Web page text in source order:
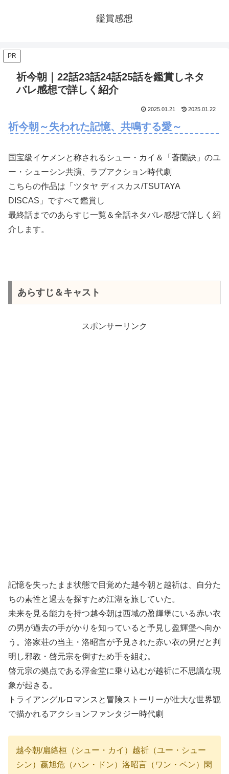
鑑賞感想
PR
祈今朝｜22話23話24話25話を鑑賞しネタ
バレ感想で詳しく紹介
2025.01.21 2025.01.22
祈今朝～失われた記憶、共鳴する愛～
国宝級イケメンと称されるシュー・カイ＆「蒼蘭訣」のユ
ー・シューシン共演、ラブアクション時代劇
こちらの作品は「ツタヤ ディスカス/TSUTAYA
DISCAS」ですべて鑑賞し
最終話までのあらすじ一覧＆全話ネタバレ感想で詳しく紹
介します。
あらすじ＆キャスト
スポンサーリンク
記憶を失ったまま状態で目覚めた越今朝と越祈は、自分た
ちの素性と過去を探すため江湖を旅していた。
未来を見る能力を持つ越今朝は西域の盈輝堡にいる赤い衣
の男が過去の手がかりを知っていると予見し盈輝堡へ向か
う。洛家荘の当主・洛昭言が予見された赤い衣の男だと判
明し邪教・啓元宗を倒すため手を組む。
啓元宗の拠点である浮金堂に乗り込むが越祈に不思議な現
象が起きる。
トライアングルロマンスと冒険ストーリーが壮大な世界観
で描かれるアクションファンタジー時代劇
越今朝/扁絡桓（シュー・カイ）越祈（ユー・シュー
シン）嬴旭危（ハン・ドン）洛昭言（ワン・ペン）
閑